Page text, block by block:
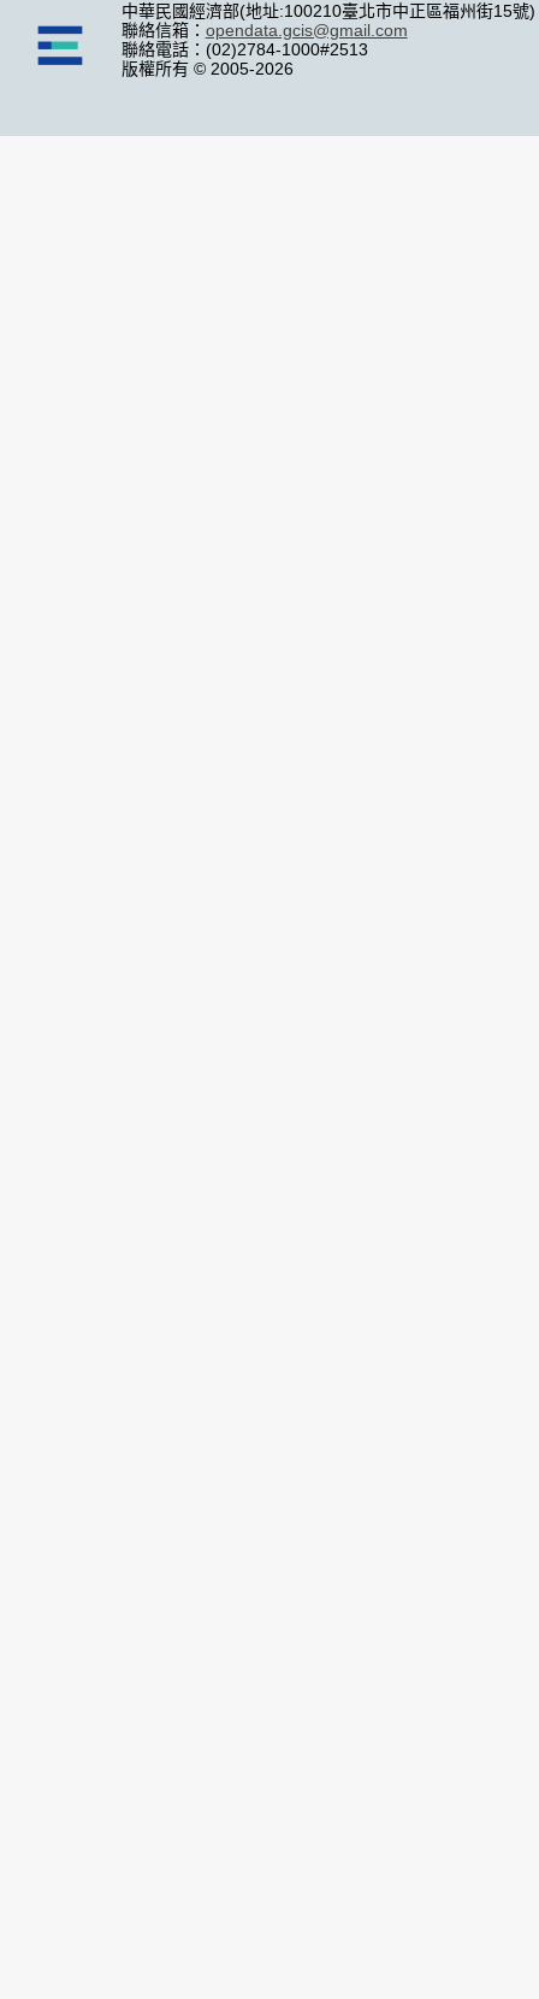
中華民國經濟部(地址:100210臺北市中正區福州街15號)
聯絡信箱： opendata.gcis@gmail.com
聯絡電話：(02)2784-1000#2513
版權所有 © 2005-2026